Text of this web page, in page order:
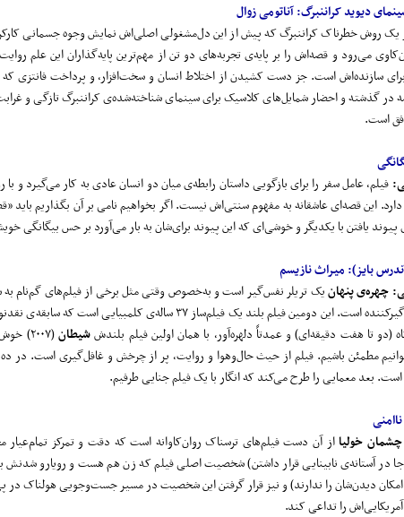
دیوید کراننبرگ: آناتومی زوال
یک روش خطرناک کراننبرگ که پیش از این دل‌مشغولی اصلی‌اش نمایش وجوه جسمانی
می‌رود و قصه‌اش را بر پایه‌ی تجربه‌های دو تن از مهم‌ترین پایه‌گذاران این علم
سازنده‌اش است. جز دست کشیدن از اختلاط انسان و سخت‌افزار، و پرداخت فانتزی
گذشته و احضار شمایل‌های کلاسیک برای سینمای شناخته‌شده‌ی کراننبرگ تازگی و
است.
فیلم، عامل سفر را برای بازگویی داستان رابطه‌ی میان دو انسان عادی به کار می‌گیرد و با
این قصه‌ای عاشقانه به مفهوم سنتی‌اش نیست. اگر بخواهیم نامی بر آن بگذاریم باید
پیوند یافتن با یکدیگر و خوشی‌ای که این پیوند برای‌شان به بار می‌آورد بر حس بیگانگی
بایز): میراث نازیسم
چهره‌ی پنهانیک تریلر نفس‌گیر است و به‌خصوص وقتی مثل برخی از فیلم‌های گم‌نام
شود بسیار غافل‌گیرکننده است. این دومین فیلم بلند یک فیلم‌ساز
(دو تا هفت دقیقه‌ای) و عمدتاً دلهره‌آور، با همان اولین فیلم بلندششیطان
است. بعد معمایی را طرح می‌کند که انگار با یک فیلم جنایی طرفیم.
چشمان خولیااز آن دست فیلم‌های ترسناک روان‌کاوانه است که دقت و تمرکز
در آستانه‌ی نابینایی قرار داشتن) شخصیت اصلی فیلم که زن هم هست و رویارو شدنش
دیدن‌شان را ندارند) و نیز قرار گرفتن این شخصیت در مسیر جست‌وجویی هولناک در
را تداعی کند.